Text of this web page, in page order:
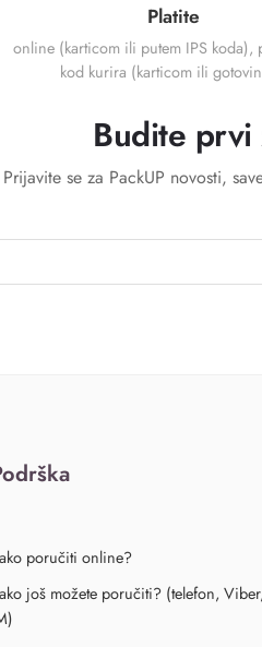
Platite
online (karticom ili putem IPS koda),
kod kurira (karticom ili
Budite
Prijavite se za PackUP novosti,
poručiti online?
još možete poručiti? (telefon,